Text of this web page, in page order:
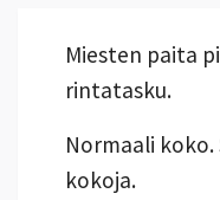
Miesten paita
rintatasku.
Normaali koko.
kokoja.